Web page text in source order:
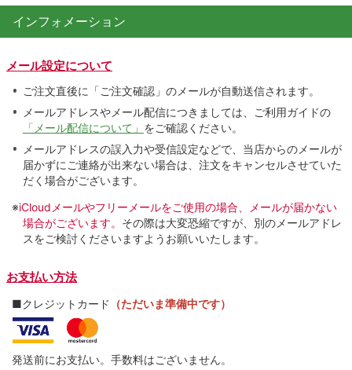
インフォメーション
メール設定について
ご注文直後に「ご注文確認」のメールが自動送信されます。
メールアドレスやメール配信につきましては、ご利用ガイドの
「メール配信について」 をご確認ください。
メールアドレスの誤入力や受信設定などで、当店からのメールが
届かずにご連絡が出来ない場合は、注文をキャンセルさせていた
だく場合がございます。
※iCloudメールやフリーメールをご使用の場合、メールが届かない
場合がございます。 その際は大変恐縮ですが、別のメールアドレ
スをご検討くださいますようお願いいたします。
お支払い方法
■クレジットカード （ただいま準備中です）
発送前にお支払い。手数料はございません。